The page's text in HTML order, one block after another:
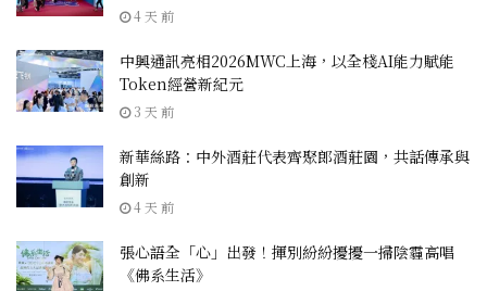
4 天 前
中興通訊亮相2026MWC上海，以全棧AI能力賦能
Token經營新紀元
3 天 前
新華絲路：中外酒莊代表齊聚郎酒莊園，共話傳承與
創新
4 天 前
張心語全「心」出發！揮別紛紛擾擾一掃陰霾高唱
《佛系生活》